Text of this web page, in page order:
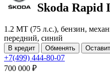
Skoda Rapid I
1.2 MT (75 л.с.), бензин,
передний, синий
В кредит Обменять
+7(499) 444-80-07
700 000 ₽